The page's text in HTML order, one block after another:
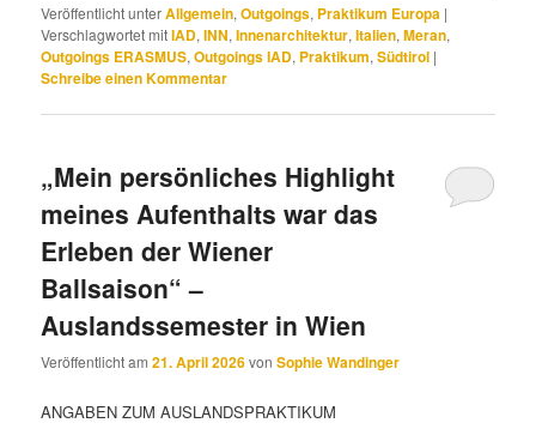
Veröffentlicht unterAllgemein,Outgoings, Praktikum Europa |
Verschlagwortet mitIAD,INN,Innenarchitektur,Italien,Meran,
Outgoings ERASMUS,Outgoings IAD, Praktikum,Südtirol |
Schreibe einen Kommentar
„Mein persönliches Highlight
meines Aufenthalts war das
Erleben der Wiener
Ballsaison“ –
Auslandssemester in Wien
Veröffentlicht am21. April 2026vonSophie Wandinger
ANGABEN ZUM AUSLANDSPRAKTIKUM